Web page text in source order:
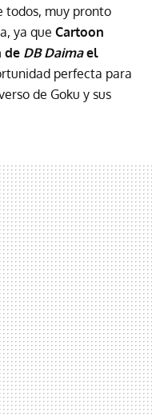
todos, muy pronto
ya que Cartoon
de DB Daimael
perfecta para
de Goku y sus